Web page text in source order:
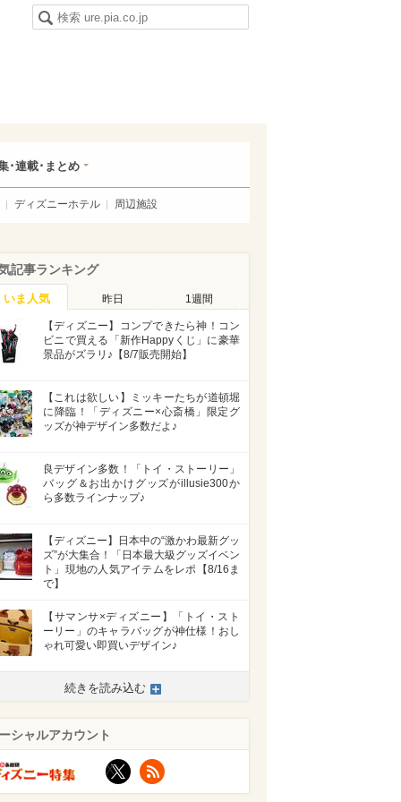
･連載･まとめ
ディズニーホテル 周辺施設
記事ランキング
いま人気 昨日 1週間
【ディズニー】コンプできたら神！コン
ビニで買える「新作Happyくじ」に豪華
景品がズラリ♪【8/7販売開始】
【これは欲しい】ミッキーたちが道頓堀
に降臨！「ディズニー×心斎橋」限定グ
ッズが神デザイン多数だよ♪
良デザイン多数！「トイ・ストーリー」
バッグ＆お出かけグッズがillusie300か
ら多数ラインナップ♪
【ディズニー】日本中の“激かわ最新グッ
ズ”が大集合！「日本最大級グッズイベン
ト」現地の人気アイテムをレポ【8/16ま
で】
【サマンサ×ディズニー】「トイ・スト
ーリー」のキャラバッグが神仕様！おし
ゃれ可愛い即買いデザイン♪
続きを読み込む
シャルアカウント
X